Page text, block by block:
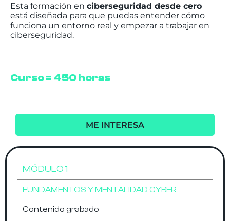
Esta formación en ciberseguridad desde cero
está diseñada para que puedas entender cómo
funciona un entorno real y empezar a trabajar en
ciberseguridad.
Curso = 450 horas
ME INTERESA
MÓDULO 1
FUNDAMENTOS Y MENTALIDAD CYBER
Contenido grabado